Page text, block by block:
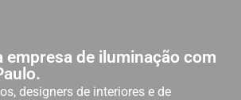
empresa de iluminação com
designers de interiores e de